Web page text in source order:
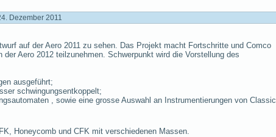
Dezember 2011
auf der Aero 2011 zu sehen. Das Projekt macht Fortschritte und Comco
Aero 2012 teilzunehmen. Schwerpunkt wird die Vorstellung des
ausgeführt;
schwingungsentkoppelt;
, sowie eine grosse Auswahl an Instrumentierungen von Classic
Honeycomb und CFK mit verschiedenen Massen.